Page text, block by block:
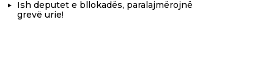
Ish deputet e bllokadës, paralajmërojnë
grevë urie!